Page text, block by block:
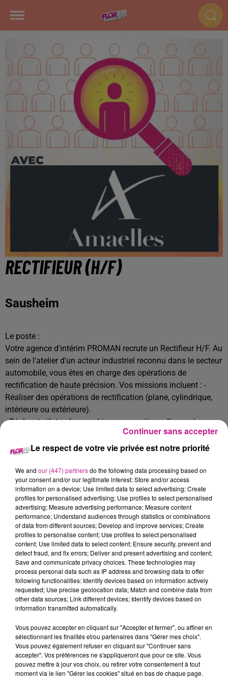
RECTIFIEUR (H/F)
Sausheim
Le poste :
Votre agence d'intérim PROMAN recrute un Rectifieur H/F. Au
sein de l'atelier d'un acteur industriel reconnu dans le secteur
automobile, vous êtes en charge des opérations de
rectification de haute précision. Vos missions incluent : -
Réaliser des opérations de rectification (plane, cylindrique,
intérieure ou extérieure).
- Régler et piloter des machines conventionnelles ou à
- Assurer la production dans le respect des cadences et des
exigences qualité.
- Contrôler les pièces à l'aide d'instruments de mesure
(micromètre, comparateur.).
- Effectuer les corrections d'usure et les réglages des
meules.
- Réaliser la maintenance de premier niveau des
équipements.
- Identifier et corriger les dérives dimensionnelles.
- Appliquer les consignes de sécurité, qualité et production.
Lieu de la mission : Sausheim
Type de contrat : Intérim
Rémunération : À partir de 13,30 € brut/heure (selon profil) +
primes en rapport avec le poste + IFM/CP
immédiatement.
Profil recherché :
Nous recherchons un rectifieur H/F possédant une formation
Le respect de votre vie privée est notre priorité
We and our (447) partnersdo the following data processing based on
your consent and/or our legitimate interest: Store and/or access
information on a device; Use limited data to select advertising; Create
profiles for personalised advertising; Use profiles to select personalised
advertising; Measure advertising performance; Measure content
performance; Understand audiences through statistics or combinations
of data from different sources; Develop and improve services; Create
profiles to personalise content; Use profiles to select personalised
content; Use limited data to select content; Ensure security, prevent and
detect fraud, and fix errors; Deliver and present advertising and content;
Save and communicate privacy choices. These technologies may
process personal data such as IP address and browsing data to offer
following functionalities: Identify devices based on information actively
requested; Use precise geolocation data; Match and combine data from
other data sources; Link different devices; Identify devices based on
information transmitted automatically.
Vous pouvez accepter en cliquant sur "Accepter et fermer", ou affiner en
sélectionnant les finalités et/ou partenaires dans "Gérer mes choix".
Vous pouvez également refuser en cliquant sur "Continuer sans
accepter". Vos préférences ne s'appliqueront que pour ce site. Vous
pouvez mettre à jour vos choix, ou retirer votre consentement à tout
moment via le lien "Gérer les cookies" situé en bas de chaque page.
Continuer sans accepter